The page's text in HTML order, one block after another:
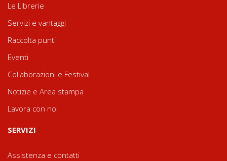
Le Librerie
Servizi e vantaggi
Raccolta punti
Eventi
Collaborazioni e Festival
Notizie e Area stampa
Lavora con noi
SERVIZI
Assistenza e contatti